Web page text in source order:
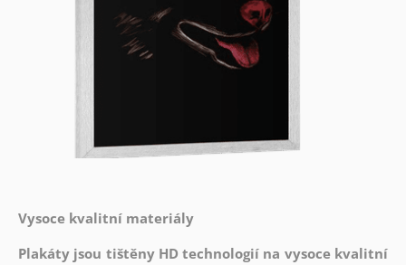
Vysoce kvalitní materiály
Plakáty jsou tištěny HD technologií na vysoce kvalitní